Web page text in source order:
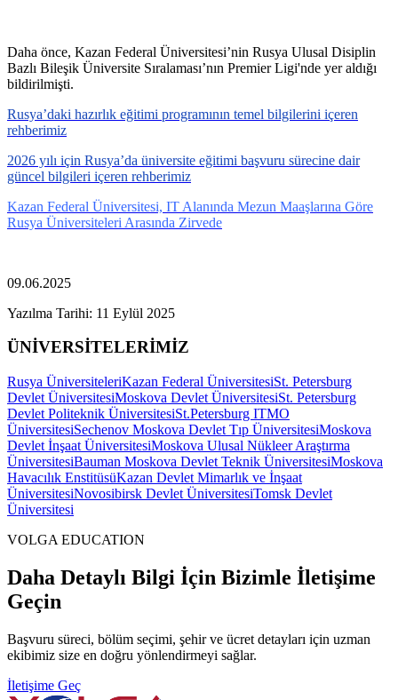
Daha önce, Kazan Federal Üniversitesi’nin Rusya Ulusal Disiplin
Bazlı Bileşik Üniversite Sıralaması’nın Premier Ligi'nde yer aldığı
bildirilmişti.
Rusya’daki hazırlık eğitimi programının temel bilgilerini içeren
rehberimiz
2026 yılı için Rusya’da üniversite eğitimi başvuru sürecine dair
güncel bilgileri içeren rehberimiz
Kazan Federal Üniversitesi, IT Alanında Mezun Maaşlarına Göre
Rusya Üniversiteleri Arasında Zirvede
09.06.2025
Yazılma Tarihi: 11 Eylül 2025
ÜNİVERSİTELERİMİZ
Rusya ÜniversiteleriKazan Federal ÜniversitesiSt. Petersburg
Devlet ÜniversitesiMoskova Devlet ÜniversitesiSt. Petersburg
Devlet Politeknik ÜniversitesiSt.Petersburg ITMO
ÜniversitesiSechenov Moskova Devlet Tıp ÜniversitesiMoskova
Devlet İnşaat ÜniversitesiMoskova Ulusal Nükleer Araştırma
ÜniversitesiBauman Moskova Devlet Teknik ÜniversitesiMoskova
Havacılık EnstitüsüKazan Devlet Mimarlık ve İnşaat
ÜniversitesiNovosibirsk Devlet ÜniversitesiTomsk Devlet
Üniversitesi
VOLGA EDUCATION
Daha Detaylı Bilgi İçin Bizimle İletişime
Geçin
Başvuru süreci, bölüm seçimi, şehir ve ücret detayları için uzman
ekibimiz size en doğru yönlendirmeyi sağlar.
İletişime Geç